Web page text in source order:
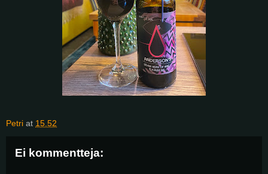
Petri at 15.52
Ei kommentteja: